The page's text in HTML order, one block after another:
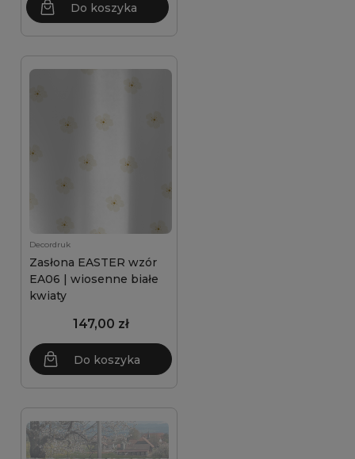
Do koszyka
Decordruk
Zasłona EASTER wzór
EA06 | wiosenne białe
kwiaty
147,00 zł
Do koszyka